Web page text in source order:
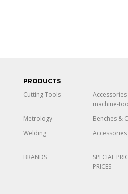
PRODUCTS
Cutting Tools
machine-
Metrology Benches &
Welding
Accessories
BRANDS
SPECIAL
PRICES